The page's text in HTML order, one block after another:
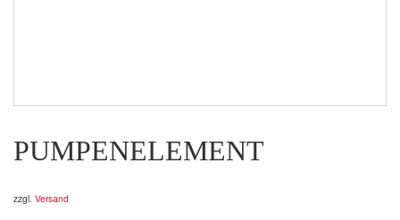
PUMPENELEMENT
zzgl. Versand